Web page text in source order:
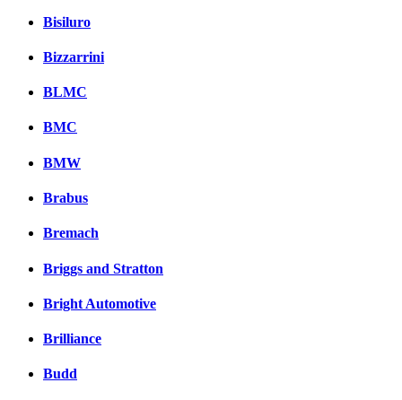
Bisiluro
Bizzarrini
BLMC
BMC
BMW
Brabus
Bremach
Briggs and Stratton
Bright Automotive
Brilliance
Budd